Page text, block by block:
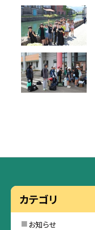
カテゴリ
お知らせ